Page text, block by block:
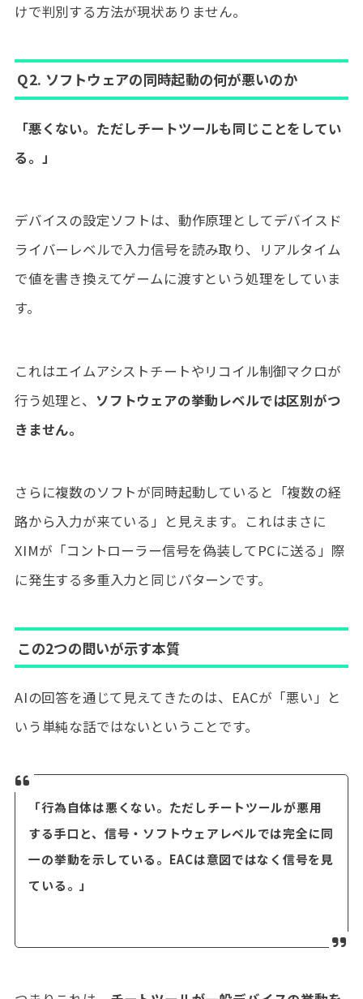
けで判別する方法が現状ありません。
Q2. ソフトウェアの同時起動の何が悪いのか
「悪くない。ただしチートツールも同じことをしてい
る。」
デバイスの設定ソフトは、動作原理としてデバイスド
ライバーレベルで入力信号を読み取り、リアルタイム
で値を書き換えてゲームに渡すという処理をしていま
す。
これはエイムアシストチートやリコイル制御マクロが
行う処理と、 ソフトウェアの挙動レベルでは区別がつ
きません。
さらに複数のソフトが同時起動していると「複数の経
路から入力が来ている」と見えます。これはまさに
XIMが「コントローラー信号を偽装してPCに送る」際
に発生する多重入力と同じパターンです。
この2つの問いが示す本質
AIの回答を通じて見えてきたのは、EACが「悪い」と
いう単純な話ではないということです。
「行為自体は悪くない。ただしチートツールが悪用
する手口と、信号・ソフトウェアレベルでは完全に同
一の挙動を示している。EACは意図ではなく信号を見
ている。」